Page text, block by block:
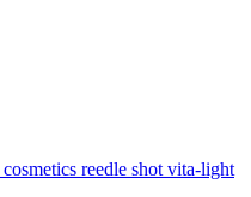
reedle shot vita-light